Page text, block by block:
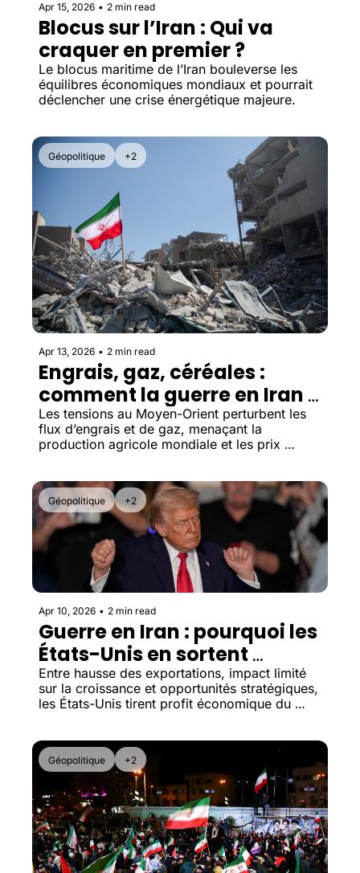
Apr 15, 2026 • 2 min read
Blocus sur l’Iran : Qui va
craquer en premier ?
Le blocus maritime de l’Iran bouleverse les
équilibres économiques mondiaux et pourrait
déclencher une crise énergétique majeure.
Géopolitique +2
Apr 13, 2026 • 2 min read
Engrais, gaz, céréales :
comment la guerre en Iran
impacte l’alimentation
mondiale
Les tensions au Moyen-Orient perturbent les
flux d’engrais et de gaz, menaçant la
production agricole mondiale et les prix
Géopolitique +2
Apr 10, 2026 • 2 min read
Guerre en Iran : pourquoi les
États-Unis en sortent
gagnants économiquement
Entre hausse des exportations, impact limité
sur la croissance et opportunités stratégiques,
les États-Unis tirent profit économique du
Géopolitique +2